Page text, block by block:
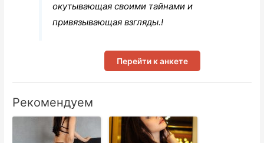
окутывающая своими тайнами и
привязывающая взгляды.!
Перейти к анкете
Рекомендуем